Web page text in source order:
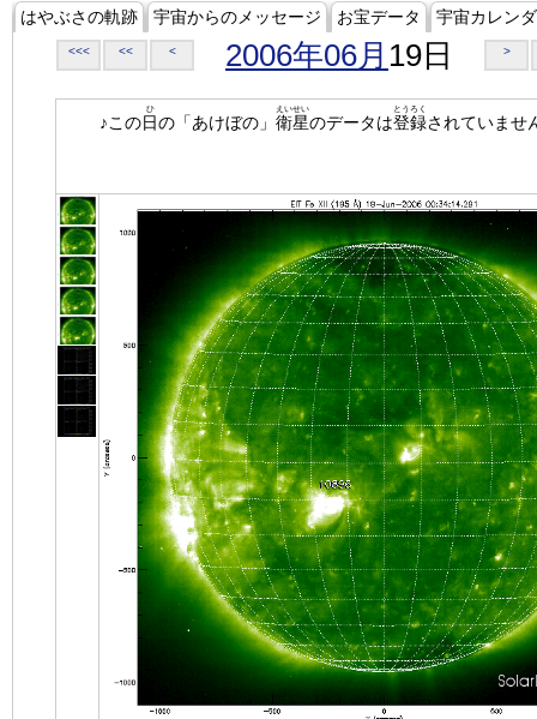
はやぶさの軌跡 宇宙からのメッセージ お宝データ 宇宙カレン
<<< << < 2006年06月 19日 >
♪この日
ひ
の「あけぼの」 衛星
えいせい
のデータは登録
とうろく
されていませ